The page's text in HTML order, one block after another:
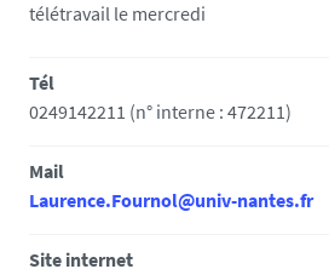
télétravail le mercredi
Tél
0249142211 (n° interne : 472211)
Mail
Laurence.Fournol@univ-nantes.fr
Site internet